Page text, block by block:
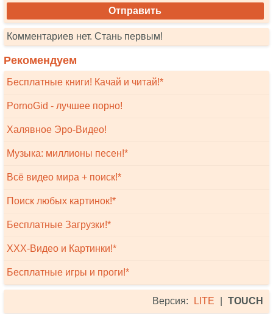
Комментариев нет. Стань первым!
Рекомендуем
Бесплатные книги! Качай и читай!*
PornoGid - лучшее порно!
Халявное Эро-Видео!
Музыка: миллионы песен!*
Всё видео мира + поиск!*
Поиск любых картинок!*
Бесплатные Загрузки!*
XXX-Видео и Картинки!*
Бесплатные игры и проги!*
Версия: LITE TOUCH